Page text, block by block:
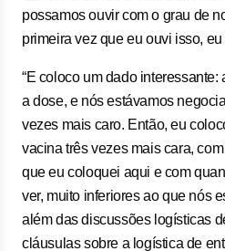
possamos ouvir com o grau de
primeira vez que eu ouvi isso,
“E coloco um dado
a dose, e nós estávamos
vezes mais caro. Então, eu
vacina três vezes mais cara,
que eu coloquei aqui e com
ver, muito inferiores ao que nós
além das discussões logísticas
cláusulas sobre a logística de